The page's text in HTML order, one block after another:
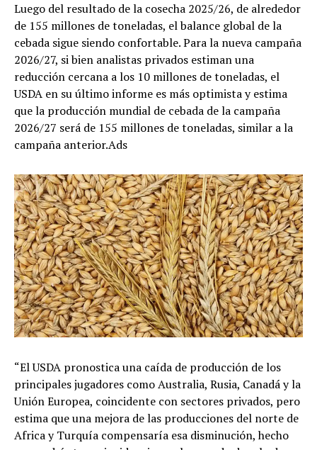
Luego del resultado de la cosecha 2025/26, de alrededor
de 155 millones de toneladas, el balance global de la
cebada sigue siendo confortable. Para la nueva campaña
2026/27, si bien analistas privados estiman una
reducción cercana a los 10 millones de toneladas, el
USDA en su último informe es más optimista y estima
que la producción mundial de cebada de la campaña
2026/27 será de 155 millones de toneladas, similar a la
campaña anterior.Ads
“El USDA pronostica una caída de producción de los
principales jugadores como Australia, Rusia, Canadá y la
Unión Europea, coincidente con sectores privados, pero
estima que una mejora de las producciones del norte de
Africa y Turquía compensaría esa disminución, hecho